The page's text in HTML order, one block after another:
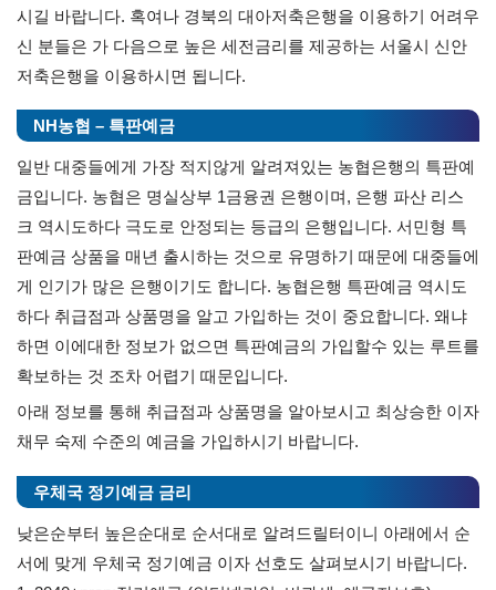
시길 바랍니다. 혹여나 경북의 대아저축은행을 이용하기 어려우
신 분들은 가 다음으로 높은 세전금리를 제공하는 서울시 신안
저축은행을 이용하시면 됩니다.
NH농협 – 특판예금
일반 대중들에게 가장 적지않게 알려져있는 농협은행의 특판예
금입니다. 농협은 명실상부 1금융권 은행이며, 은행 파산 리스
크 역시도하다 극도로 안정되는 등급의 은행입니다. 서민형 특
판예금 상품을 매년 출시하는 것으로 유명하기 때문에 대중들에
게 인기가 많은 은행이기도 합니다. 농협은행 특판예금 역시도
하다 취급점과 상품명을 알고 가입하는 것이 중요합니다. 왜냐
하면 이에대한 정보가 없으면 특판예금의 가입할수 있는 루트를
확보하는 것 조차 어렵기 때문입니다.
아래 정보를 통해 취급점과 상품명을 알아보시고 최상승한 이자
채무 숙제 수준의 예금을 가입하시기 바랍니다.
우체국 정기예금 금리
낮은순부터 높은순대로 순서대로 알려드릴터이니 아래에서 순
서에 맞게 우체국 정기예금 이자 선호도 살펴보시기 바랍니다.